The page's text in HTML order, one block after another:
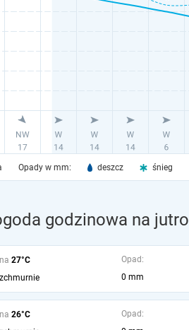
Opady w mm: deszcz śnieg
godzinowa na jutro
27°C
Opad:
0 mm
26°C
Opad: